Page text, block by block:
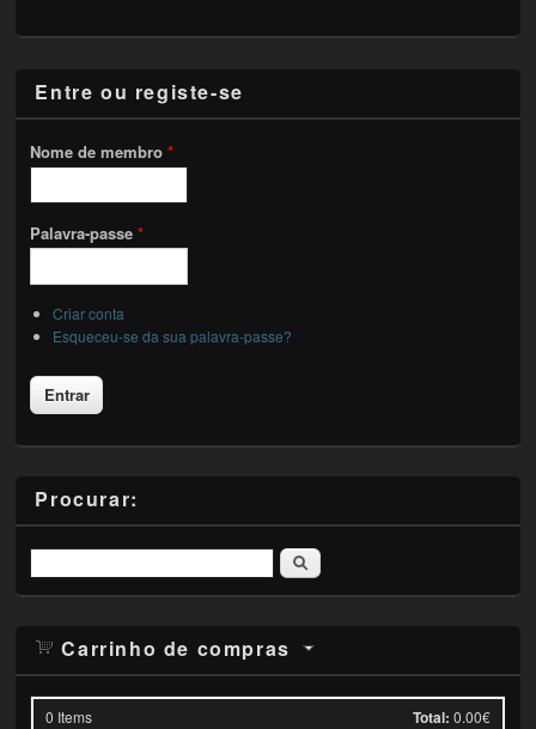
Entre ou registe-se
Nome de membro*
Palavra-passe*
Criar conta
Esqueceu-se da sua palavra-passe?
Procurar:
Pesquisar
Carrinho de compras
0 Items Total: 0.00€